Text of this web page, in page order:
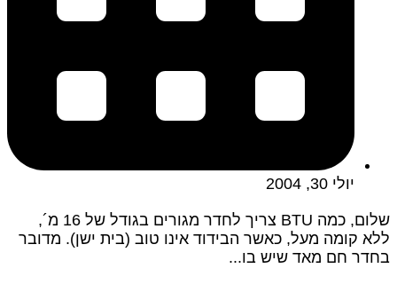
יולי 30, 2004
שלום, כמה BTU צריך לחדר מגורים בגודל של 16 מ´,
ללא קומה מעל, כאשר הבידוד אינו טוב (בית ישן). מדובר
בחדר חם מאד שיש בו...